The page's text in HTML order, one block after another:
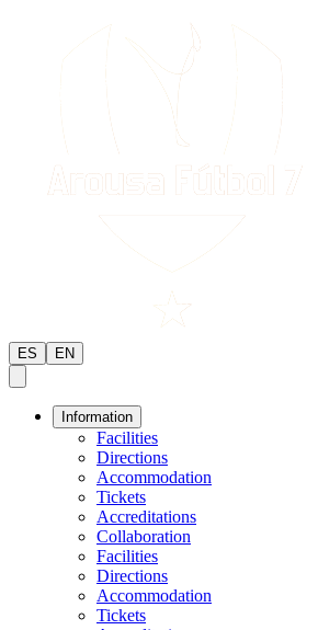
ES EN
Information
Facilities
Directions
Accommodation
Tickets
Accreditations
Collaboration
Facilities
Directions
Accommodation
Tickets